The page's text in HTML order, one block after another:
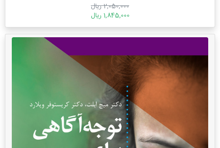
2,050,000 ریال
1,845,000 ریال